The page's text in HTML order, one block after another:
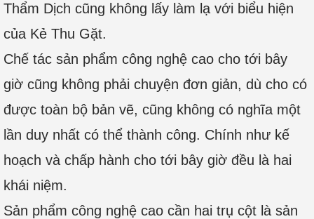
Thẩm Dịch cũng không lấy làm lạ với biểu hiện
của Kẻ Thu Gặt.
Chế tác sản phẩm công nghệ cao cho tới bây
giờ cũng không phải chuyện đơn giản, dù cho có
được toàn bộ bản vẽ, cũng không có nghĩa một
lần duy nhất có thể thành công. Chính như kế
hoạch và chấp hành cho tới bây giờ đều là hai
khái niệm.
Sản phẩm công nghệ cao cần hai trụ cột là sản